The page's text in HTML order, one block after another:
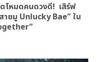
โหมดคนดวงดี! เสิร์ฟ
ายมู Unlucky Bae” ใน